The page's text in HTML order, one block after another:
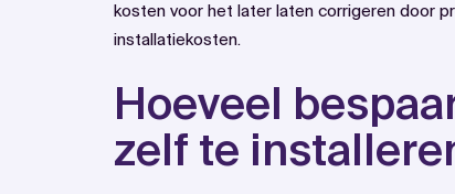
kosten voor het later laten corrigeren door
installatiekosten.
Hoeveel
zelf te